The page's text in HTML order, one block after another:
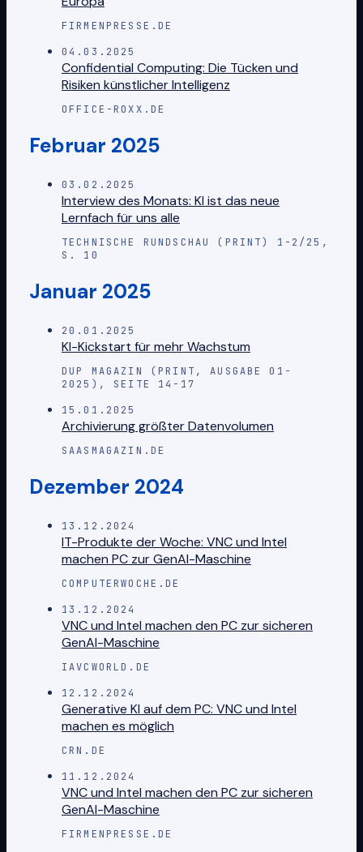
FIRMENPRESSE.DE
04.03.2025
Confidential Computing: Die Tücken und
Risiken künstlicher Intelligenz
OFFICE-ROXX.DE
Februar 2025
03.02.2025
Interview des Monats: KI ist das neue
Lernfach für uns alle
TECHNISCHE RUNDSCHAU (PRINT) 1-2/25,
S. 10
Januar 2025
20.01.2025
KI-Kickstart für mehr Wachstum
DUP MAGAZIN (PRINT, AUSGABE 01-
2025), SEITE 14-17
15.01.2025
Archivierung größter Datenvolumen
SAASMAGAZIN.DE
Dezember 2024
13.12.2024
IT-Produkte der Woche: VNC und Intel
machen PC zur GenAI-Maschine
COMPUTERWOCHE.DE
13.12.2024
VNC und Intel machen den PC zur sicheren
GenAI-Maschine
IAVCWORLD.DE
12.12.2024
Generative KI auf dem PC: VNC und Intel
machen es möglich
CRN.DE
11.12.2024
VNC und Intel machen den PC zur sicheren
GenAI-Maschine
FIRMENPRESSE.DE